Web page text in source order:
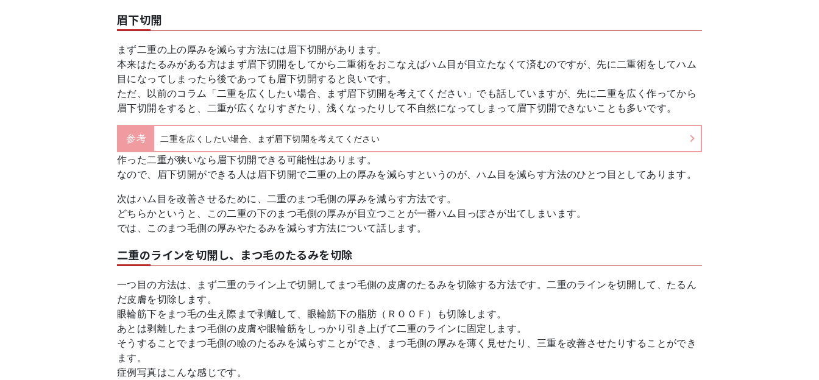
眉下切開
まず二重の上の厚みを減らす方法には眉下切開があります。
本来はたるみがある方はまず眉下切開をしてから二重術をおこなえばハム目が目立たなくて済むのですが、先に二重術をしてハム
目になってしまったら後であっても眉下切開すると良いです。
ただ、以前のコラム「二重を広くしたい場合、まず眉下切開を考えてください」でも話していますが、先に二重を広く作ってから
眉下切開をすると、二重が広くなりすぎたり、浅くなったりして不自然になってしまって眉下切開できないことも多いです。
参考 二重を広くしたい場合、まず眉下切開を考えてください
作った二重が狭いなら眉下切開できる可能性はあります。
なので、眉下切開ができる人は眉下切開で二重の上の厚みを減らすというのが、ハム目を減らす方法のひとつ目としてあります。
次はハム目を改善させるために、二重のまつ毛側の厚みを減らす方法です。
どちらかというと、この二重の下のまつ毛側の厚みが目立つことが一番ハム目っぽさが出てしまいます。
では、このまつ毛側の厚みやたるみを減らす方法について話します。
二重のラインを切開し、まつ毛のたるみを切除
一つ目の方法は、まず二重のライン上で切開してまつ毛側の皮膚のたるみを切除する方法です。二重のラインを切開して、たるん
だ皮膚を切除します。
眼輪筋下をまつ毛の生え際まで剥離して、眼輪筋下の脂肪（ＲＯＯＦ）も切除します。
あとは剥離したまつ毛側の皮膚や眼輪筋をしっかり引き上げて二重のラインに固定します。
そうすることでまつ毛側の瞼のたるみを減らすことができ、まつ毛側の厚みを薄く見せたり、三重を改善させたりすることができ
ます。
症例写真はこんな感じです。